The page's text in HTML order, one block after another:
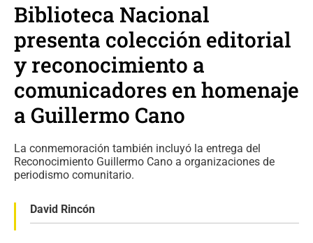
Biblioteca Nacional
presenta colección editorial
y reconocimiento a
comunicadores en homenaje
a Guillermo Cano
La conmemoración también incluyó la entrega del
Reconocimiento Guillermo Cano a organizaciones de
periodismo comunitario.
David Rincón